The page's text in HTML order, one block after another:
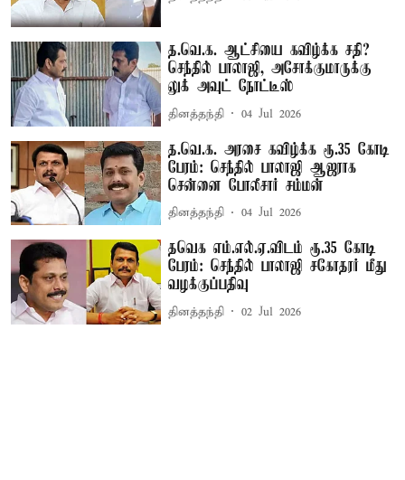
த.வெ.க. ஆட்சியை கவிழ்க்க சதி?
செந்தில் பாலாஜி, அசோக்குமாருக்கு
லுக் அவுட் நோட்டீஸ்
தினத்தந்தி 04 Jul 2026
த.வெ.க. அரசை கவிழ்க்க ரூ.35 கோடி
பேரம்: செந்தில் பாலாஜி ஆஜராக
சென்னை போலீசார் சம்மன்
தினத்தந்தி 04 Jul 2026
தவெக எம்.எல்.ஏ.விடம் ரூ.35 கோடி
பேரம்: செந்தில் பாலாஜி சகோதரர் மீது
வழக்குப்பதிவு
தினத்தந்தி 02 Jul 2026